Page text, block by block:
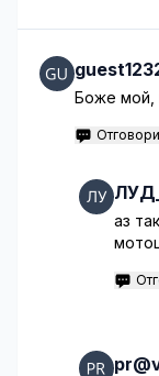
Боже мой,
Отговори
аз